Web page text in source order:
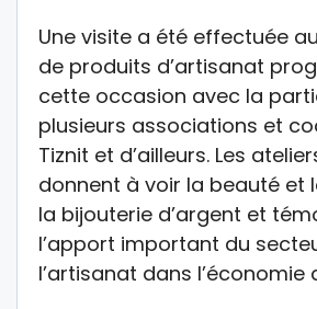
Une visite a été effectuée
de produits d’artisanat
cette occasion avec la
plusieurs associations et
Tiznit et d’ailleurs. Les
donnent à voir la beauté et
la bijouterie d’argent et
l’apport important du
l’artisanat dans l’économie